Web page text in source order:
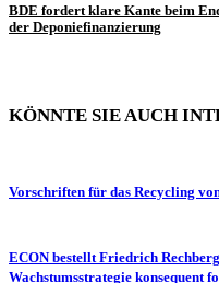
BDE fordert klare Kante beim
der Deponiefinanzierung
KÖNNTE SIE AUCH
Vorschriften für das Recycling
ECON bestellt Friedrich
Wachstumsstrategie konsequent